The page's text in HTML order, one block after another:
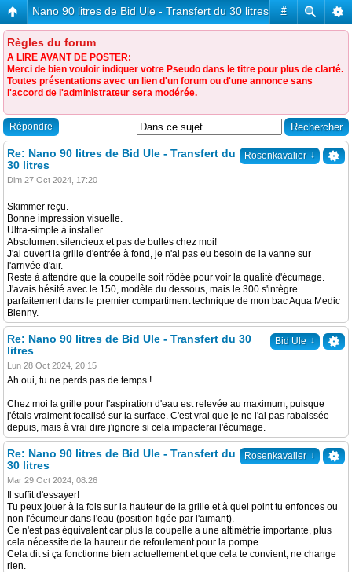
#
Nano 90 litres de Bid Ule - Transfert du 30 litres
Règles du forum
A LIRE AVANT DE POSTER:
Merci de bien vouloir indiquer votre Pseudo dans le titre pour plus de clarté.
Toutes présentations avec un lien d'un forum ou d'une annonce sans
l'accord de l'administrateur sera modérée.
Répondre
Rosenkavalier ↓
Re: Nano 90 litres de Bid Ule - Transfert du
30 litres
Dim 27 Oct 2024, 17:20
Skimmer reçu.
Bonne impression visuelle.
Ultra-simple à installer.
Absolument silencieux et pas de bulles chez moi!
J'ai ouvert la grille d'entrée à fond, je n'ai pas eu besoin de la vanne sur
l'arrivée d'air.
Reste à attendre que la coupelle soit rôdée pour voir la qualité d'écumage.
J'avais hésité avec le 150, modèle du dessous, mais le 300 s'intègre
parfaitement dans le premier compartiment technique de mon bac Aqua Medic
Blenny.
Bid Ule ↓
Re: Nano 90 litres de Bid Ule - Transfert du 30
litres
Lun 28 Oct 2024, 20:15
Ah oui, tu ne perds pas de temps !
Chez moi la grille pour l'aspiration d'eau est relevée au maximum, puisque
j'étais vraiment focalisé sur la surface. C'est vrai que je ne l'ai pas rabaissée
depuis, mais à vrai dire j'ignore si cela impacterai l'écumage.
Rosenkavalier ↓
Re: Nano 90 litres de Bid Ule - Transfert du
30 litres
Mar 29 Oct 2024, 08:26
Il suffit d'essayer!
Tu peux jouer à la fois sur la hauteur de la grille et à quel point tu enfonces ou
non l'écumeur dans l'eau (position figée par l'aimant).
Ce n'est pas équivalent car plus la coupelle a une altimétrie importante, plus
cela nécessite de la hauteur de refoulement pour la pompe.
Cela dit si ça fonctionne bien actuellement et que cela te convient, ne change
rien.